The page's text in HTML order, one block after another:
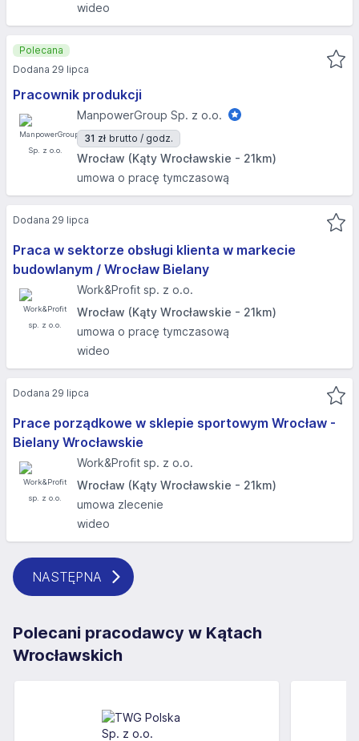
wideo
Pracownik produkcji
ManpowerGroup Sp. z o.o.
31 zł brutto / godz.
Wrocław (Kąty Wrocławskie - 21km)
umowa o pracę tymczasową
Polecana
Dodana 29 lipca
Praca w sektorze obsługi klienta w markecie
budowlanym / Wrocław Bielany
Work&Profit sp. z o.o.
Wrocław (Kąty Wrocławskie - 21km)
umowa o pracę tymczasową
wideo
Dodana 29 lipca
Prace porządkowe w sklepie sportowym Wrocław -
Bielany Wrocławskie
Work&Profit sp. z o.o.
Wrocław (Kąty Wrocławskie - 21km)
umowa zlecenie
wideo
Dodana 29 lipca
NASTĘPNA
Polecani pracodawcy w Kątach
Wrocławskich